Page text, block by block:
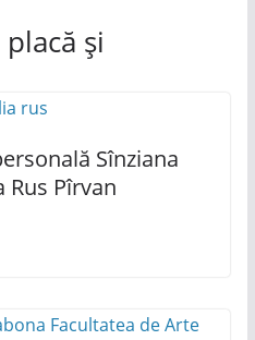
și
Sînziana
Rus Pîrvan